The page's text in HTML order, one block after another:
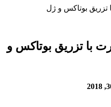
بوتاکس و ژل
با تزریق بوتاکس و